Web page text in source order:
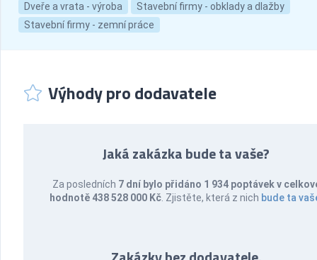
Dveře a vrata - výroba
Stavební firmy - obklady a dlažby
Stavební firmy - zemní práce
Výhody pro dodavatele
Jaká zakázka bude ta vaše?
Za posledních 7 dní bylo přidáno 1 934 poptávek v
hodnotě 438 528 000 Kč . Zjistěte, která z nich bude ta